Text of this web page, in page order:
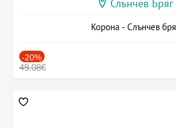
Слънчев Бряг
Корона - Слънчев
-20%
49.08€